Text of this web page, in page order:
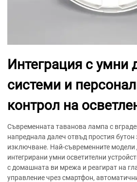
Интеграция с
системи и
контрол на
Съвременната таванова лампа с
напреднала далеч отвъд простия
изключване. Най-съвременните модели
интегрирани умни осветителни
с домашната ви мрежа и реагират на
управление чрез смартфон,